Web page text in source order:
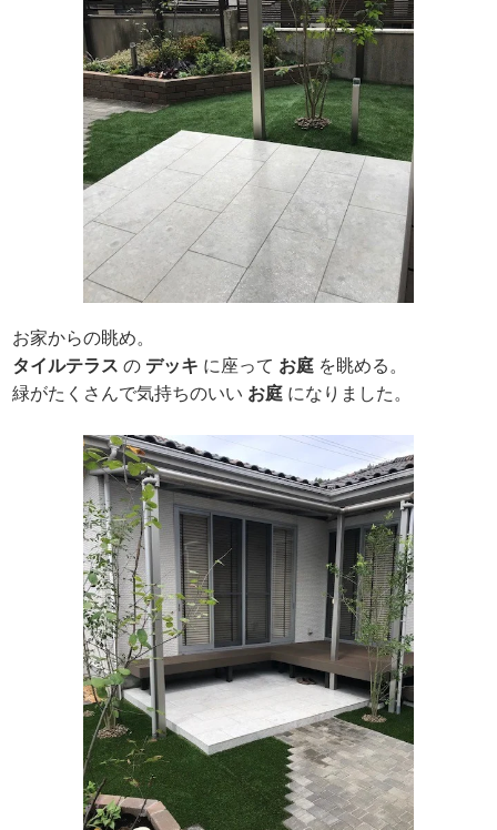
お家からの眺め。
タイルテラスの デッキ に座って お庭 を眺める。
緑がたくさんで気持ちのいい お庭 になりました。